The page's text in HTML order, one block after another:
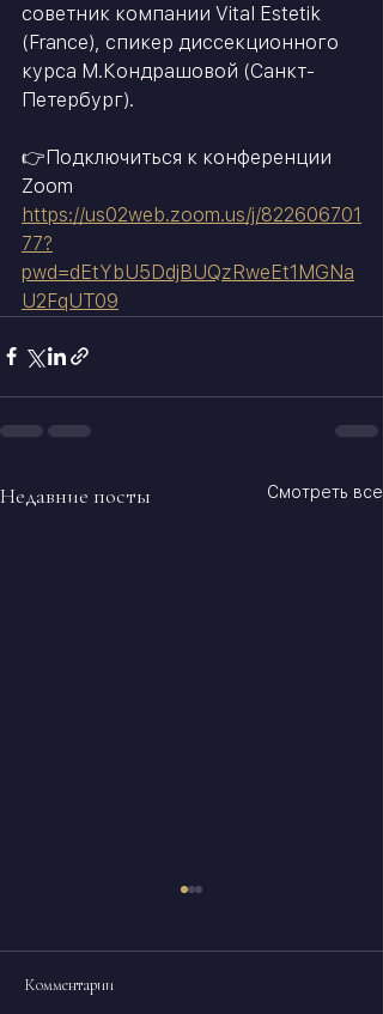
советник компании Vital Estetik
(France), спикер диссекционного
курса М.Кондрашовой (Санкт-
Петербург).
👉Подключиться к конференции
Zoom
https://us02web.zoom.us/j/822606701
77?
pwd=dEtYbU5DdjBUQzRweEt1MGNa
U2FqUT09
Недавние посты Смотреть все
Комментарии